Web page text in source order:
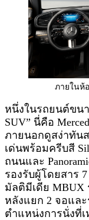
ภายในห้อ
หนึ่งในรถยนต์ขนา
SUV” นี่คือ
ภายนอกดูสง่าทัน
เด่นพร้อมครีบสี
ถนนและ
รองรับผู้โดยสาร
มัลติมีเดีย MBUX
หลังแยก 2 จอและ
ตำแหน่งการนั่งที่